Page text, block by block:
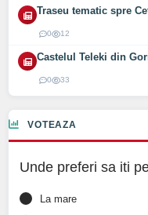
Traseu tematic spre
0 12
Castelul Teleki din
0 33
VOTEAZA
Unde preferi sa iti
La mare